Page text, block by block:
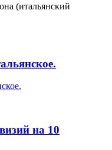
на 10